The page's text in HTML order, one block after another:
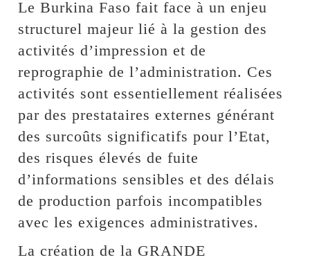
Le Burkina Faso fait face à un enjeu
structurel majeur lié à la gestion des
activités d’impression et de
reprographie de l’administration. Ces
activités sont essentiellement réalisées
par des prestataires externes générant
des surcoûts significatifs pour l’Etat,
des risques élevés de fuite
d’informations sensibles et des délais
de production parfois incompatibles
avec les exigences administratives.
La création de la GRANDE